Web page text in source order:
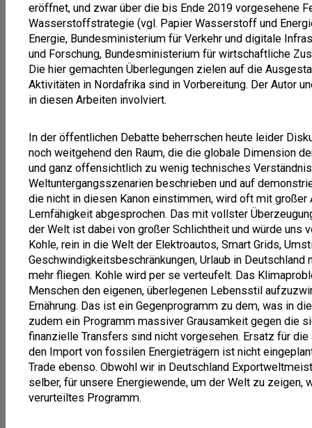
eröffnet, und zwar über die bis Ende 2019 vorgesehene
Wasserstoffstrategie (vgl. Papier Wasserstoff und
Energie, Bundesministerium für Verkehr und digitale
und Forschung, Bundesministerium für wirtschaftliche
Die hier gemachten Überlegungen zielen auf die
Aktivitäten in Nordafrika sind in Vorbereitung. Der Autor
in diesen Arbeiten involviert.
In der öffentlichen Debatte beherrschen heute leider
noch weitgehend den Raum, die die globale Dimension
und ganz offensichtlich zu wenig technisches
Weltuntergangsszenarien beschrieben und auf
die nicht in diesen Kanon einstimmen, wird oft mit
Lernfähigkeit abgesprochen. Das mit vollster
der Welt ist dabei von großer Schlichtheit und würde uns
Kohle, rein in die Welt der Elektroautos, Smart Grids,
Geschwindigkeitsbeschränkungen, Urlaub in
mehr fliegen. Kohle wird per se verteufelt. Das
Menschen den eigenen, überlegenen Lebensstil
Ernährung. Das ist ein Gegenprogramm zu dem, was in
zudem ein Programm massiver Grausamkeit gegen die
finanzielle Transfers sind nicht vorgesehen. Ersatz für
den Import von fossilen Energieträgern ist nicht
Trade ebenso. Obwohl wir in Deutschland
selber, für unsere Energiewende, um der Welt zu zeigen,
verurteiltes Programm.